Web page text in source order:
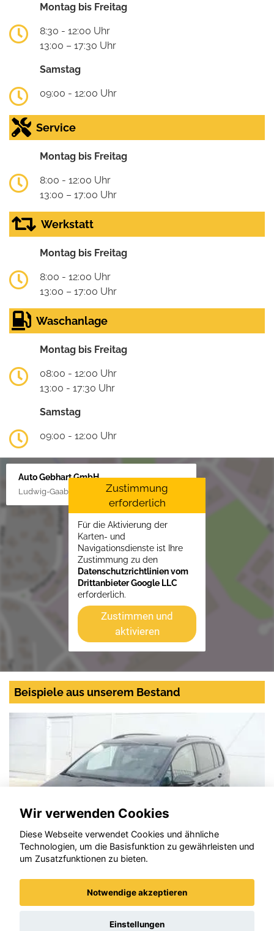
Montag bis Freitag
8:30 - 12:00 Uhr
13:00 – 17:30 Uhr
Samstag
09:00 - 12:00 Uhr
Service
Montag bis Freitag
8:00 - 12:00 Uhr
13:00 – 17:00 Uhr
Werkstatt
Montag bis Freitag
8:00 - 12:00 Uhr
13:00 – 17:00 Uhr
Waschanlage
Montag bis Freitag
08:00 - 12:00 Uhr
13:00 - 17:30 Uhr
Samstag
09:00 - 12:00 Uhr
Auto Gebhart GmbH
Ludwig-Gaab-Str. 4, 88427 Bad Schussenried
Zustimmung
erforderlich
Für die Aktivierung der
Karten- und
Navigationsdienste ist Ihre
Zustimmung zu den
Datenschutzrichtlinien vom
Drittanbieter Google LLC
erforderlich.
Zustimmen und
aktivieren
Beispiele aus unserem Bestand
Volkswagen Touran
Wir verwenden Cookies
Diese Webseite verwendet Cookies und ähnliche
Technologien, um die Basisfunktion zu gewährleisten und
um Zusatzfunktionen zu bieten.
Notwendige akzeptieren
Einstellungen